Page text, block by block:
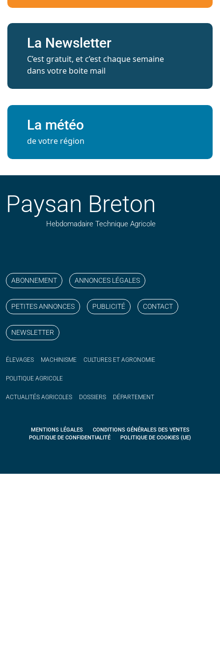
La Newsletter
C’est gratuit, et c’est chaque semaine
dans votre boite mail
La météo
de votre région
Paysan Breton
Hebdomadaire Technique Agricole
ABONNEMENT ANNONCES LÉGALES
PETITES ANNONCES PUBLICITÉ CONTACT
NEWSLETTER
ÉLEVAGES MACHINISME CULTURES ET AGRONOMIE
POLITIQUE AGRICOLE
ACTUALITÉS AGRICOLES DOSSIERS DÉPARTEMENT
MENTIONS LÉGALES
CONDITIONS GÉNÉRALES DES VENTES
POLITIQUE DE CONFIDENTIALITÉ
POLITIQUE DE COOKIES (UE)